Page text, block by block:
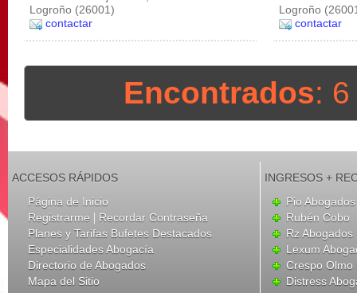
Logroño (26001)
contactar
Logroño
contactar
Encontrados:
ACCESOS RÁPIDOS
Página de Inicio
Registrarme | Recordar Contraseña
Planes y Tarifas Bufetes Destacados
Especialidades Abogacía
Directorio de Abogados
Mapa del Sitio
INGRESOS +
Pio
Rubén Cobo
Rz Abogados
Lexum
Crespo Olmo
Distress